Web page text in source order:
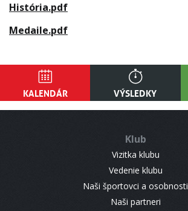
História.pdf
Medaile.pdf
KALENDÁR VÝSLEDKY
Klub
Vizitka klubu
Vedenie klubu
Naši športovci a osobnosti
Naši partneri